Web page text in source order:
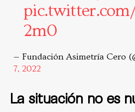
2m0
— Fundación Asimetría Cero
7, 2022
La situación no es